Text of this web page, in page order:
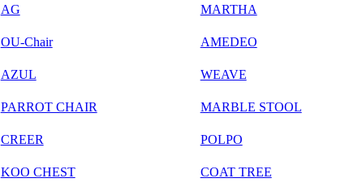
AG MARTHA
OU-Chair AMEDEO
AZUL WEAVE
PARROT CHAIR MARBLE STOOL
CREER POLPO
KOO CHEST COAT TREE